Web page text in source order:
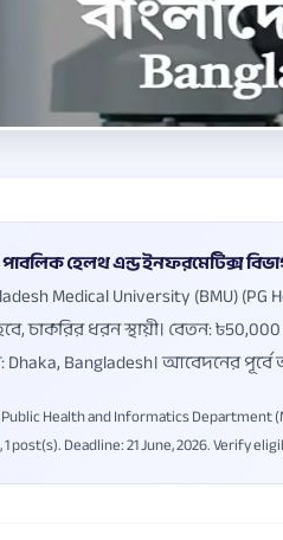
হেলথ এন্ড ইনফরমেটিক্স
Medical University (BMU) (PG
চাকরির ধরন স্থায়ী। বেতন:
Dhaka, Bangladesh। আবেদনের
Health and Informatics Department
post(s). Deadline: 21 June, 2026. Verify